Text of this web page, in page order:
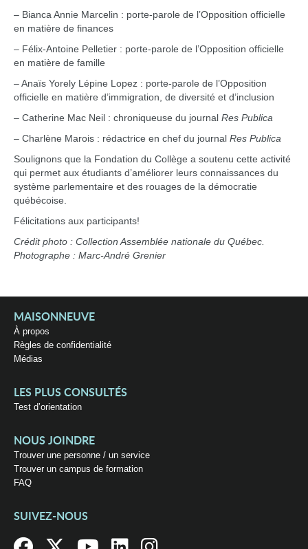
– Bianca Annie Marcelin : porte-parole de l’Opposition officielle
en matière de finances
– Félix-Antoine Pelletier : porte-parole de l’Opposition officielle
en matière de famille
– Anaïs Yorely Lépine Lopez : porte-parole de l’Opposition
officielle en matière d’immigration, de diversité et d’inclusion
– Catherine Mac Neil : chroniqueuse du journal Res Publica
– Charlène Marois : rédactrice en chef du journal Res Publica
Soulignons que la Fondation du Collège a soutenu cette activité
qui permet aux étudiants d’améliorer leurs connaissances du
système parlementaire et des rouages de la démocratie
québécoise.
Félicitations aux participants!
Crédit photo : Collection Assemblée nationale du Québec.
Photographe : Marc-André Grenier
MAISONNEUVE
À propos
Règles de confidentialité
Médias
LES PLUS CONSULTÉS
Test d’orientation
NOUS JOINDRE
Trouver une personne / un service
Trouver un campus de formation
FAQ
SUIVEZ-NOUS